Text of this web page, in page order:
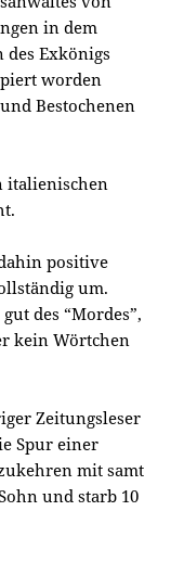
in dem
des Exkönigs
worden
Bestochenen
italienischen
positive
um.
des “Mordes”,
kein Wörtchen
Zeitungsleser
Spur einer
mit samt
und starb 10